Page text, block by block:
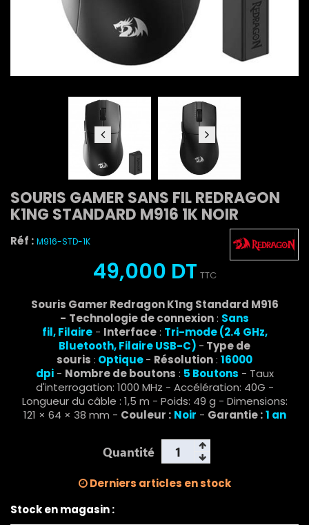
SOURIS GAMER SANS FIL REDRAGON
K1NG STANDARD M916 1K NOIR
Réf : M916-STD-1K
49,000 DT TTC
Souris Gamer Redragon K1ng Standard M916
- Technologie de connexion: Sans
fil,Filaire- Interface: Tri-mode (2.4 GHz,
Bluetooth, Filaire USB-C) - Type de
souris : Optique- Résolution: 16000
dpi - Nombre de boutons : 5 Boutons - Taux
d'interrogation: 1000 MHz - Accélération: 40G -
Longueur du câble : 1,5 m - Poids: 49 g - Dimensions:
121 × 64 × 38 mm - Couleur : Noir - Garantie : 1 an
Quantité
Derniers articles en stock
Stock en magasin :